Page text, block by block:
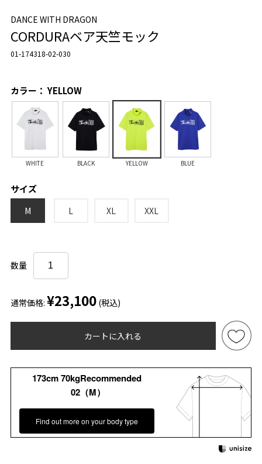
DANCE WITH DRAGON
CORDURAベア天竺モック
01-174318-02-030
カラー： YELLOW
WHITE BLACK YELLOW BLUE
サイズ
M L XL XXL
数量
通常価格: ¥23,100 (税込)
カートに入れる
173cm 70kgRecommended
02（M）
Find out more on your body type